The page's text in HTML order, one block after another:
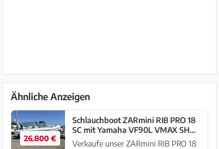
Ähnliche Anzeigen
26.800 €
Schlauchboot ZARmini RIB PRO 18
SC mit Yamaha VF90L VMAX SHO
Motor, nur 55 Betriebsstunden
Verkaufe unser ZARmini RIB PRO 18